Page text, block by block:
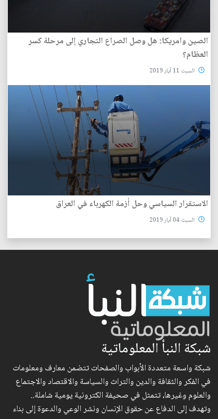
الصين وامريكا: هل وصل الصراع التجاري إلى مرحلة كسر
العظام؟
السبت 11 آيار 2019
الاستقرار السياسي وحل أزمة الكهرباء في العراق
السبت 04 آيار 2019
شبكة النبأ المعلوماتية
شبكة واسعة متعددة الأبواب والصفحات تتضمن معارف ومعلومات
في الفكر والثقافة والدين والتراث والسياسة والاقتصاد والاجتماع
والعلوم وغيرها، تتمثل في صحيفة الكترونية يومية شاملة..
وتهدف إلى الدفاع عن حقوق الإنسان ونشر الوعي والدعوة إلى بناء